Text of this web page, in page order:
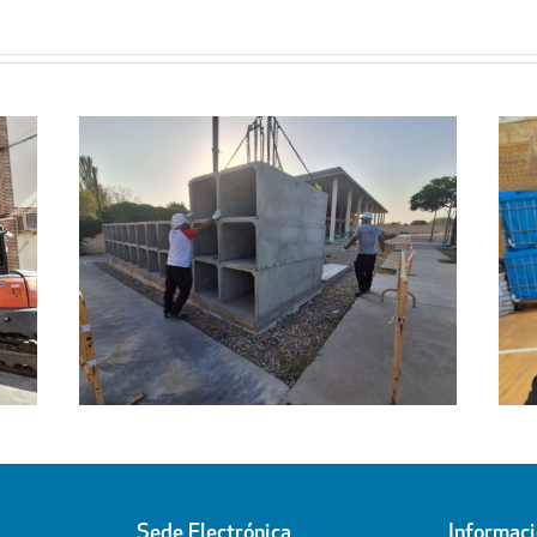
Regresa a sus hogares el centenar
de personas acogidas en el
Pabellón Cubierto